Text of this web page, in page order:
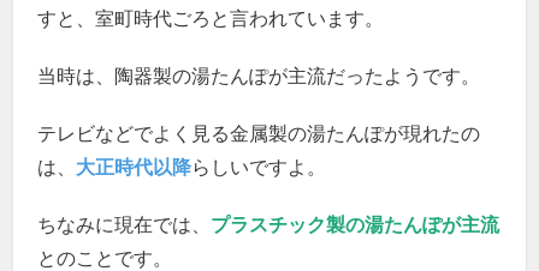
すと、室町時代ごろと言われています。
当時は、陶器製の湯たんぽが主流だったようです。
テレビなどでよく見る金属製の湯たんぽが現れたの
は、 大正時代以降らしいですよ。
ちなみに現在では、 プラスチック製の湯たんぽが主流
とのことです。